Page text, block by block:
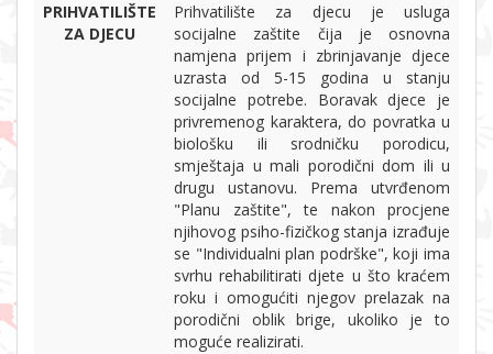
PRIHVATILIŠTE
ZA DJECU
Prihvatilište za djecu je usluga
socijalne zaštite čija je osnovna
namjena prijem i zbrinjavanje djece
uzrasta od 5-15 godina u stanju
socijalne potrebe. Boravak djece je
privremenog karaktera, do povratka u
biološku ili srodničku porodicu,
smještaja u mali porodični dom ili u
drugu ustanovu. Prema utvrđenom
"Planu zaštite", te nakon procjene
njihovog psiho-fizičkog stanja izrađuje
se "Individualni plan podrške", koji ima
svrhu rehabilitirati djete u što kraćem
roku i omogućiti njegov prelazak na
porodični oblik brige, ukoliko je to
moguće realizirati.